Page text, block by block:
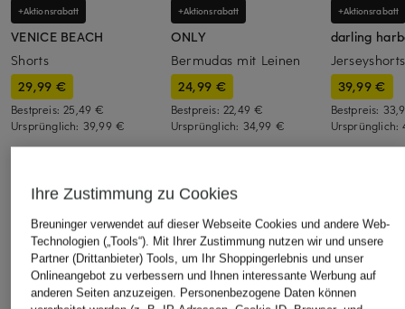
+Aktionsrabatt
VENICE BEACH
Shorts
29,99 €
Bestpreis:25,49 €
Ursprünglich: 39,99 €
+Aktionsrabatt
ONLY
Bermudas mit Leinen
24,99 €
Bestpreis: 22,49 €
Ursprünglich: 34,99 €
+Aktionsrabatt
darling
Jerseyshorts
39,99 €
Bestpreis:
Ursprünglich:
ÄHNLICHE ARTIKEL ENTDECKEN
Ihre Zustimmung zu Cookies
Breuninger verwendet auf dieser Webseite Cookies und andere Web-
Technologien („Tools“). Mit Ihrer Zustimmung nutzen wir und unsere
Partner (Drittanbieter) Tools, um Ihr Shoppingerlebnis und unser
Onlineangebot zu verbessern und Ihnen interessante Werbung auf
anderen Seiten anzuzeigen. Personenbezogene Daten können